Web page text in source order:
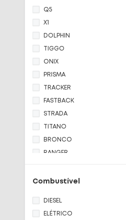
Ram
Q5
X1
DOLPHIN
TIGGO
ONIX
PRISMA
TRACKER
FASTBACK
STRADA
TITANO
BRONCO
RANGER
Haval
Combustível
DIESEL
ELÉTRICO